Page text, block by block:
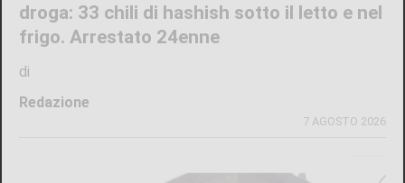
droga: 33 chili di hashish sotto il letto e nel
frigo. Arrestato 24enne
di
Redazione
7 AGOSTO 2026